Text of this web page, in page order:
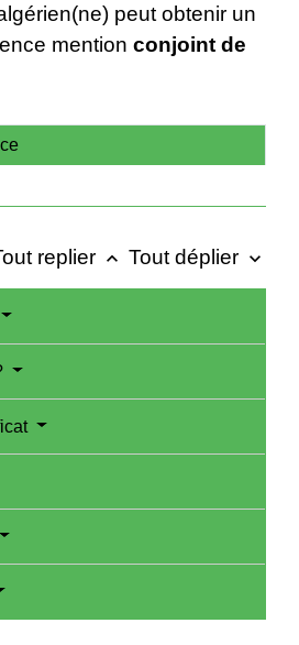
peut obtenir un
mention conjoint de
replier keyboard_arrow_up Tout déplier keyboard_arrow_down